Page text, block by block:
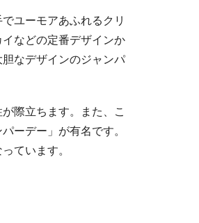
ユーモアあふれるクリ
などの定番デザインか
なデザインのジャンパ
際立ちます。また、こ
ーデー」が有名です。
ています。